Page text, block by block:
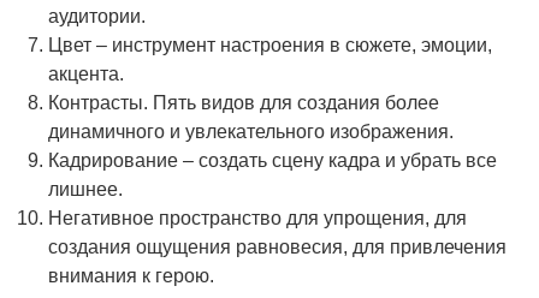
аудитории.
Цвет – инструмент настроения в сюжете, эмоции,
акцента.
Контрасты. Пять видов для создания более
динамичного и увлекательного изображения.
Кадрирование – создать сцену кадра и убрать все
лишнее.
Негативное пространство для упрощения, для
создания ощущения равновесия, для привлечения
внимания к герою.